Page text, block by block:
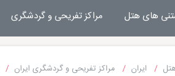
پرشین هتل
های هتل مراکز تفریحی و گردشگری
ایران مراکز تفریحی و گردشگری ایران